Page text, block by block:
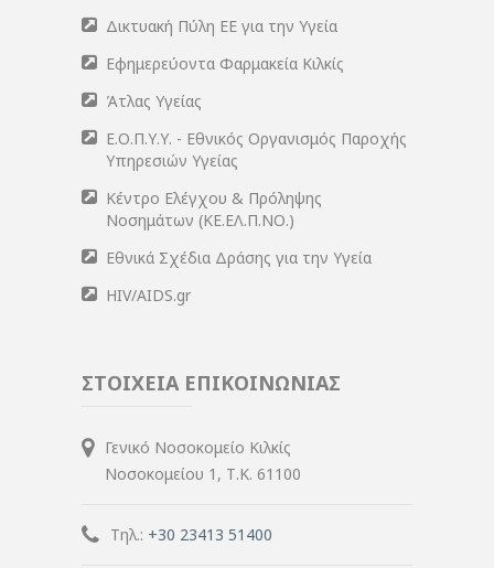
Δικτυακή Πύλη ΕΕ για την Υγεία
Εφημερεύοντα Φαρμακεία Κιλκίς
Άτλας Υγείας
Ε.Ο.Π.Υ.Υ. - Εθνικός Οργανισμός Παροχής
Υπηρεσιών Υγείας
Κέντρο Ελέγχου & Πρόληψης
Νοσημάτων (ΚΕ.ΕΛ.Π.ΝΟ.)
Εθνικά Σχέδια Δράσης για την Υγεία
HIV/AIDS.gr
ΣΤΟΙΧΕΙΑ ΕΠΙΚΟΙΝΩΝΙΑΣ
Γενικό Νοσοκομείο Κιλκίς
Νοσοκομείου 1, Τ.Κ. 61100
Τηλ.: +30 23413 51400